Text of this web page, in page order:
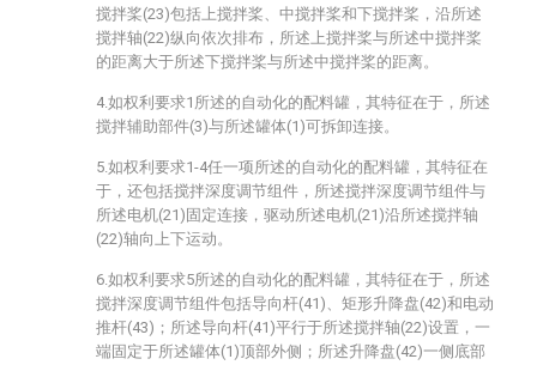
搅拌桨(23)包括上搅拌桨、中搅拌桨和下搅拌桨，沿所述
搅拌轴(22)纵向依次排布，所述上搅拌桨与所述中搅拌桨
的距离大于所述下搅拌桨与所述中搅拌桨的距离。
4.如权利要求1所述的自动化的配料罐，其特征在于，所述
搅拌辅助部件(3)与所述罐体(1)可拆卸连接。
5.如权利要求1-4任一项所述的自动化的配料罐，其特征在
于，还包括搅拌深度调节组件，所述搅拌深度调节组件与
所述电机(21)固定连接，驱动所述电机(21)沿所述搅拌轴
(22)轴向上下运动。
6.如权利要求5所述的自动化的配料罐，其特征在于，所述
搅拌深度调节组件包括导向杆(41)、矩形升降盘(42)和电动
推杆(43)；所述导向杆(41)平行于所述搅拌轴(22)设置，一
端固定于所述罐体(1)顶部外侧；所述升降盘(42)一侧底部